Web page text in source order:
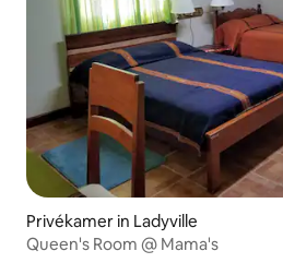
Privékamer in Ladyville
Queen's Room @ Mama's